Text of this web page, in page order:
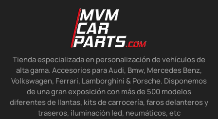
Tienda especializada en personalización de vehículos de
alta gama. Accesorios para Audi, Bmw, Mercedes Benz,
Volkswagen, Ferrari, Lamborghini & Porsche. Disponemos
de una gran exposición con más de 500 modelos
diferentes de llantas, kits de carrocería, faros delanteros y
traseros, iluminación led, neumáticos, etc